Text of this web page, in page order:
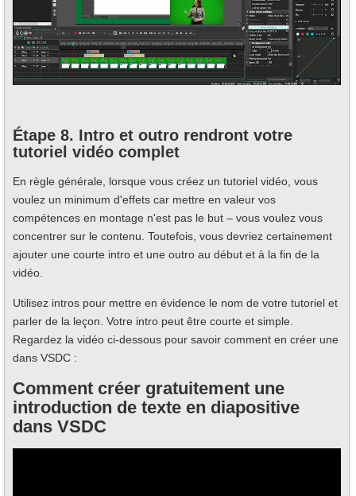
Étape 8. Intro et outro rendront votre
tutoriel vidéo complet
En règle générale, lorsque vous créez un tutoriel vidéo, vous
voulez un minimum d'effets car mettre en valeur vos
compétences en montage n'est pas le but – vous voulez vous
concentrer sur le contenu. Toutefois, vous devriez certainement
ajouter une courte intro et une outro au début et à la fin de la
vidéo.
Utilisez intros pour mettre en évidence le nom de votre tutoriel et
parler de la leçon. Votre intro peut être courte et simple.
Regardez la vidéo ci-dessous pour savoir comment en créer une
dans VSDC :
Comment créer gratuitement une
introduction de texte en diapositive
dans VSDC